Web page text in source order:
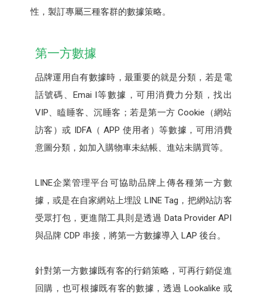
性，製訂專屬三種客群的數據策略。
第一方數據
品牌運用自有數據時，最重要的就是分類，若是電
話號碼、Emai l等數據，可用消費力分類，找出
VIP、瞌睡客、沉睡客；若是第一方 Cookie（網站
訪客）或 IDFA（ APP 使用者）等數據，可用消費
意圖分類，如加入購物車未結帳、進站未購買等。
LINE企業管理平台可協助品牌上傳各種第一方數
據，或是在自家網站上埋設 LINE Tag，把網站訪客
受眾打包，更進階工具則是透過 Data Provider API
與品牌 CDP 串接，將第一方數據導入 LAP 後台。
針對第一方數據既有客的行銷策略，可再行銷促進
回購，也可根據既有客的數據，透過 Lookalike 或